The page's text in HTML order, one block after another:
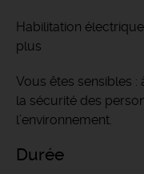
Habilitation
plus
Vous êtes sensibles
la sécurité des
l’environnement.
Durée